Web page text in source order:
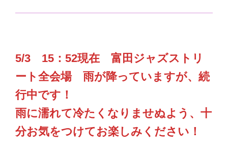
5/3 15：52現在 富田ジャズストリ
ート全会場 雨が降っていますが、続
行中です！
雨に濡れて冷たくなりませぬよう、十
分お気をつけてお楽しみください！